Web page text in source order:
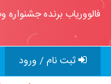
فالووریاب برنده جشنواره وب ۹۷ ، ۹۸ و
ثبت نام / ورود